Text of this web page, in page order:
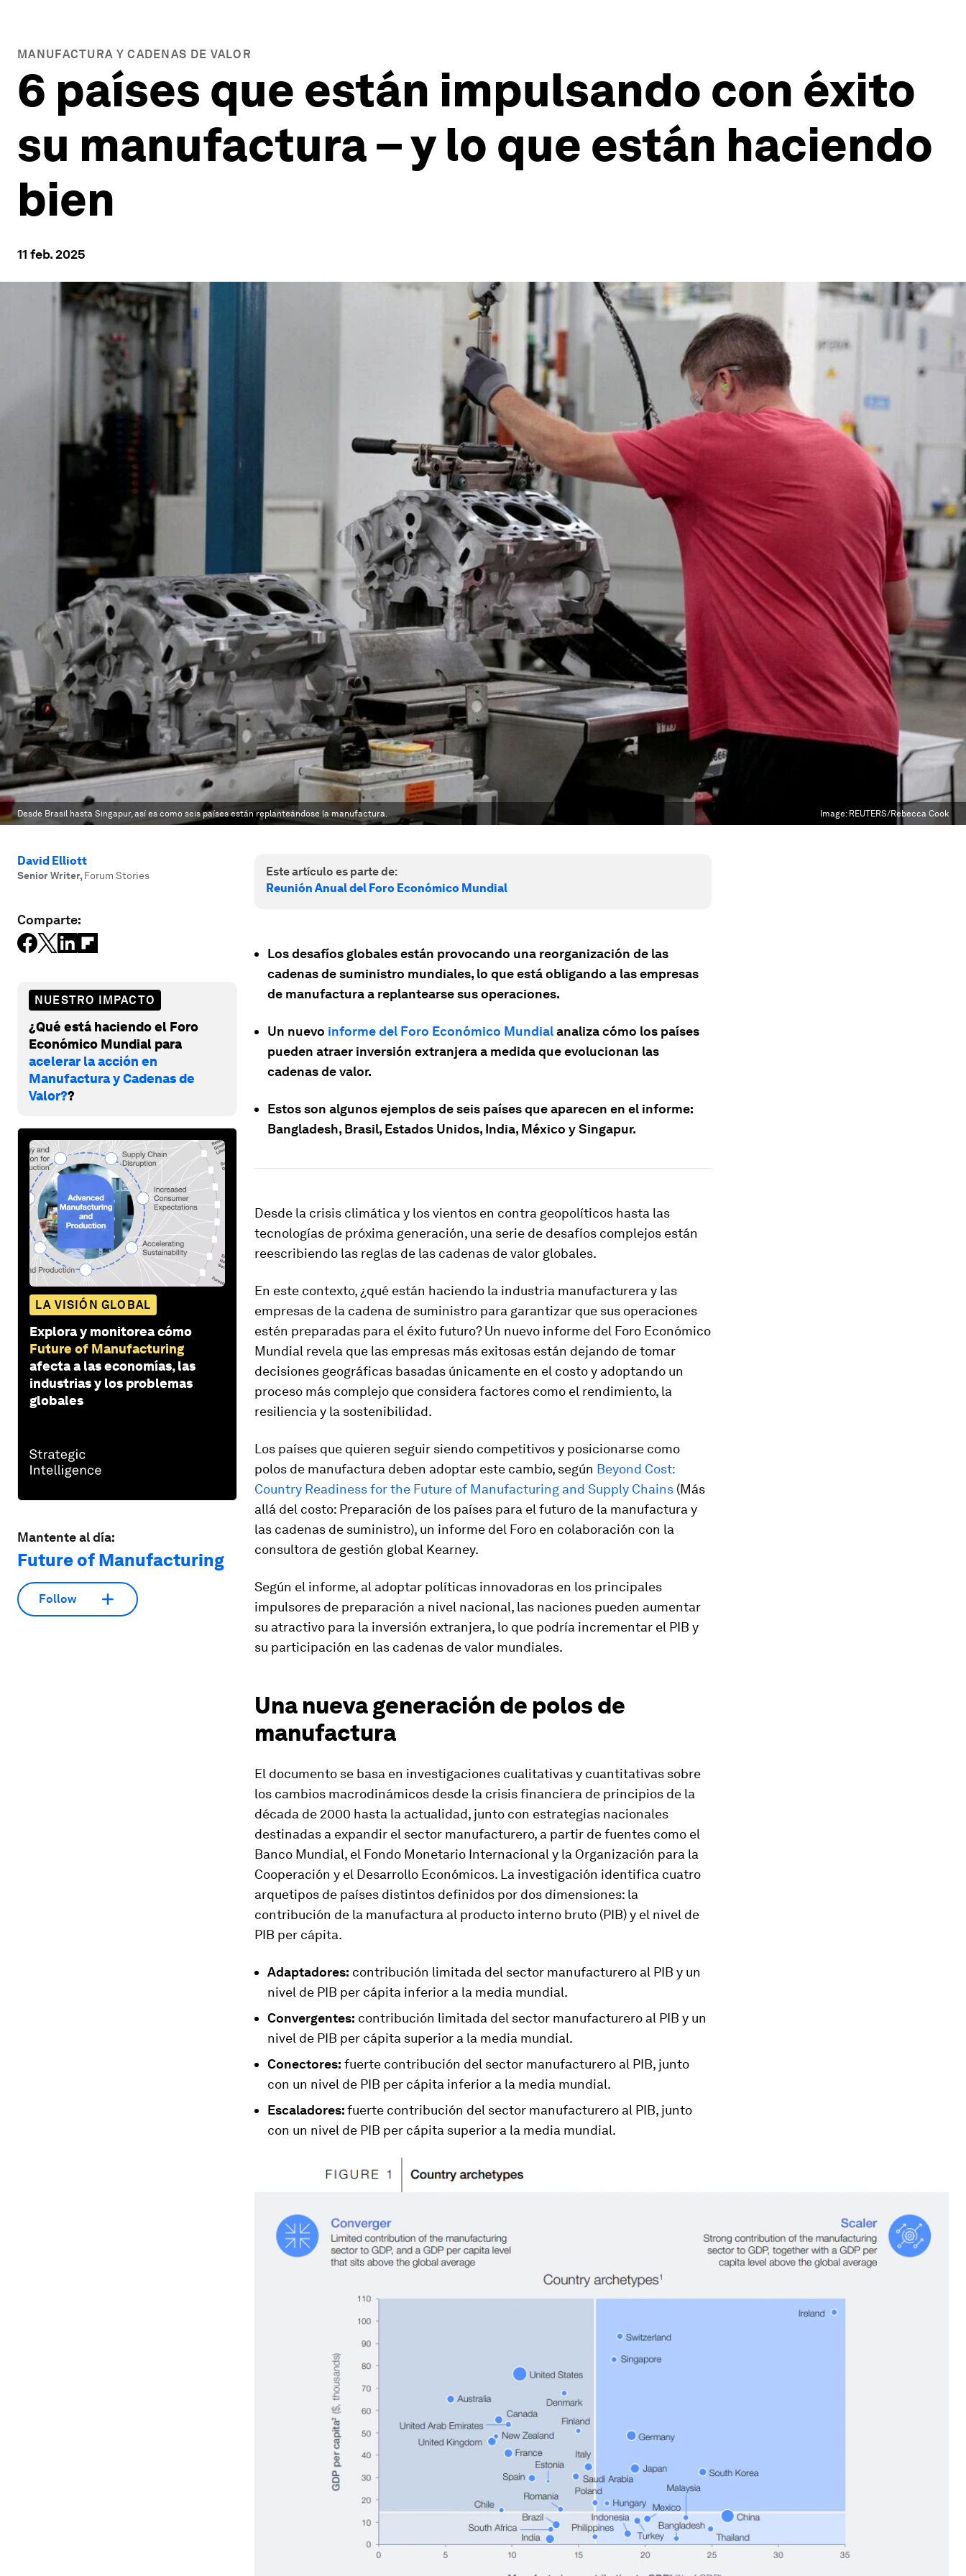
MANUFACTURA Y CADENAS DE VALOR
6 países que están impulsando con éxito
su manufactura – y lo que están haciendo
bien
11 feb. 2025
Desde Brasil hasta Singapur, así es como seis países están replanteándose la manufactura. Image: REUTERS/Rebecca Cook
David Elliott
Senior Writer, Forum Stories
Comparte:
NUESTRO IMPACTO
¿Qué está haciendo el Foro
Económico Mundial para
acelerar la acción en
Manufactura y Cadenas de
Valor??
LA VISIÓN GLOBAL
Explora y monitorea cómo
Future of Manufacturing
afecta a las economías, las
industrias y los problemas
globales
Mantente al día:
Future of Manufacturing
Follow
Este artículo es parte de:
Reunión Anual del Foro Económico Mundial
Los desafíos globales están provocando una reorganización de las
cadenas de suministro mundiales, lo que está obligando a las empresas
de manufactura a replantearse sus operaciones.
Un nuevo informe del Foro Económico Mundialanaliza cómo los países
pueden atraer inversión extranjera a medida que evolucionan las
cadenas de valor.
Estos son algunos ejemplos de seis países que aparecen en el informe:
Bangladesh, Brasil, Estados Unidos, India, México y Singapur.
Desde la crisis climática y los vientos en contra geopolíticos hasta las
tecnologías de próxima generación, una serie de desafíos complejos están
reescribiendo las reglas de las cadenas de valor globales.
En este contexto, ¿qué están haciendo la industria manufacturera y las
empresas de la cadena de suministro para garantizar que sus operaciones
estén preparadas para el éxito futuro? Un nuevo informe del Foro Económico
Mundial revela que las empresas más exitosas están dejando de tomar
decisiones geográficas basadas únicamente en el costo y adoptando un
proceso más complejo que considera factores como el rendimiento, la
resiliencia y la sostenibilidad.
Los países que quieren seguir siendo competitivos y posicionarse como
polos de manufactura deben adoptar este cambio, según Beyond Cost:
Country Readiness for the Future of Manufacturing and Supply Chains (Más
allá del costo: Preparación de los países para el futuro de la manufactura y
las cadenas de suministro), un informe del Foro en colaboración con la
consultora de gestión global Kearney.
Según el informe, al adoptar políticas innovadoras en los principales
impulsores de preparación a nivel nacional, las naciones pueden aumentar
su atractivo para la inversión extranjera, lo que podría incrementar el PIB y
su participación en las cadenas de valor mundiales.
Una nueva generación de polos de
manufactura
El documento se basa en investigaciones cualitativas y cuantitativas sobre
los cambios macrodinámicos desde la crisis financiera de principios de la
década de 2000 hasta la actualidad, junto con estrategias nacionales
destinadas a expandir el sector manufacturero, a partir de fuentes como el
Banco Mundial, el Fondo Monetario Internacional y la Organización para la
Cooperación y el Desarrollo Económicos. La investigación identifica cuatro
arquetipos de países distintos definidos por dos dimensiones: la
contribución de la manufactura al producto interno bruto (PIB) y el nivel de
PIB per cápita.
Adaptadores: contribución limitada del sector manufacturero al PIB y un
nivel de PIB per cápita inferior a la media mundial.
Convergentes: contribución limitada del sector manufacturero al PIB y un
nivel de PIB per cápita superior a la media mundial.
Conectores: fuerte contribución del sector manufacturero al PIB, junto
con un nivel de PIB per cápita inferior a la media mundial.
Escaladores:fuerte contribución del sector manufacturero al PIB, junto
con un nivel de PIB per cápita superior a la media mundial.